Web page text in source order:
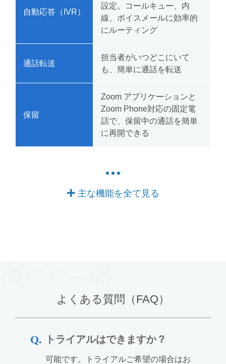
自動応答（IVR）
設定。コールキュー、内
線、ボイスメールに効率的
にルーティング
通話転送
担当者がいつどこにいて
も、簡単に通話を転送
保留
Zoom アプリケーションと
Zoom Phone対応の固定電
話で、保留中の通話を簡単
に再開できる
主な機能を全て見る
よくある質問（FAQ）
トライアルはできますか？
可能です。トライアルご希望の場合はお